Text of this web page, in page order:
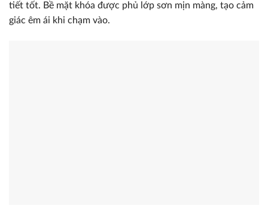
tiết tốt. Bề mặt khóa được phủ lớp sơn mịn màng, tạo cảm
giác êm ái khi chạm vào.